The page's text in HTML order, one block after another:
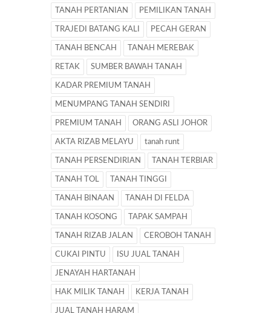
TANAH PERTANIAN PEMILIKAN TANAH
TRAJEDI BATANG KALI PECAH GERAN
TANAH BENCAH TANAH MEREBAK
RETAK SUMBER BAWAH TANAH
KADAR PREMIUM TANAH
MENUMPANG TANAH SENDIRI
PREMIUM TANAH ORANG ASLI JOHOR
AKTA RIZAB MELAYU tanah runt
TANAH PERSENDIRIAN TANAH TERBIAR
TANAH TOL TANAH TINGGI
TANAH BINAAN TANAH DI FELDA
TANAH KOSONG TAPAK SAMPAH
TANAH RIZAB JALAN CEROBOH TANAH
CUKAI PINTU ISU JUAL TANAH
JENAYAH HARTANAH
HAK MILIK TANAH KERJA TANAH
JUAL TANAH HARAM